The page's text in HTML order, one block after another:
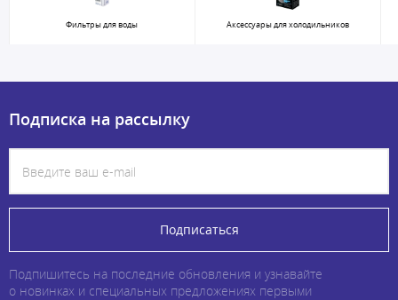
Фильтры для воды Аксессуары для холодильников
Подписка на рассылку
Подписаться
Подпишитесь на последние обновления и узнавайте
о новинках и специальных предложениях первыми